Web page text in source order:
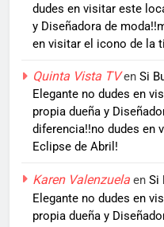
dudes en visitar este
y Diseñadora de
en visitar el icono de la
Quinta Vista TVen Si
Elegante no dudes en
propia dueña y
diferencia!!no dudes en
Eclipse de Abril!
Karen Valenzuela en Si
Elegante no dudes en
propia dueña y